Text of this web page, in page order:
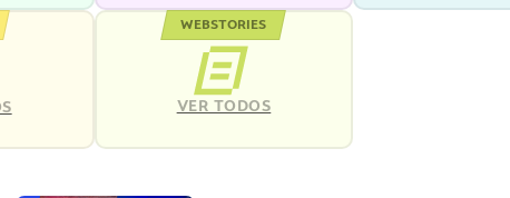
WEBSTORIES
VER TODOS